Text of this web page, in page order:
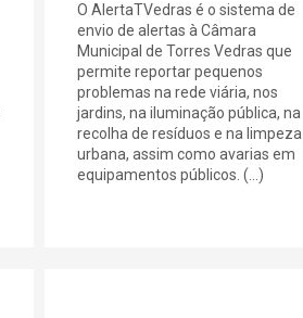
O AlertaTVedras é o sistema de
envio de alertas à Câmara
Municipal de Torres Vedras que
permite reportar pequenos
problemas na rede viária, nos
jardins, na iluminação pública, na
recolha de resíduos e na limpeza
urbana, assim como avarias em
equipamentos públicos. (...)